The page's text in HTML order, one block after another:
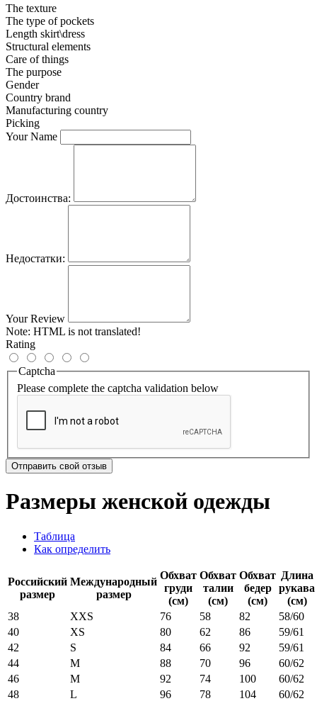
The texture
The type of pockets
Length skirt\dress
Structural elements
Care of things
The purpose
Gender
Country brand
Manufacturing country
Picking
Your Name
Достоинства:
Недостатки:
Your Review
Note: HTML is not translated!
Rating
Captcha
Please complete the captcha validation below
Отправить свой отзыв
Размеры женской одежды
Таблица
Как определить
Российский
размер
Международный
размер
Обхват
груди
(см)
Обхват
талии
(см)
Обхват
бедер
(см)
Длина
рукава
(см)
38
XXS 76 58 82
58/60
40
XS 80 62 86
59/61
42
S 84 66 92
59/61
44
M 88 70 96
60/62
46
M 92 74 100
60/62
48
L 96 78 104
60/62